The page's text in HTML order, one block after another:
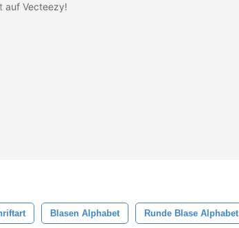
auf Vecteezy!
Blasen Alphabet Runde Blase Alphabet